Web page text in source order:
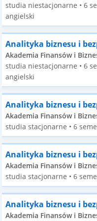
studia niestacjonarne • 6
angielski
Analityka biznesu i
Akademia Finansów i
studia niestacjonarne • 6
angielski
Analityka biznesu i
Akademia Finansów i
studia stacjonarne • 6
Analityka biznesu i
Akademia Finansów i
studia stacjonarne • 6
Analityka biznesu i
Akademia Finansów i